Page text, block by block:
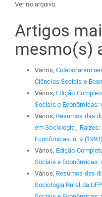
Ver no arquivo.
Artigos
mesmo(s)
Varios, Colaboraram
Ciências Sociais e
Vários, Edição
Sociais e Econômicas:
Vários, Resumos das
em Sociologia ,
Econômicas: n. 9 (1993)
Vários, Edição
Sociais e Econômicas:
Vários, Resumos das
Sociologia Rural da